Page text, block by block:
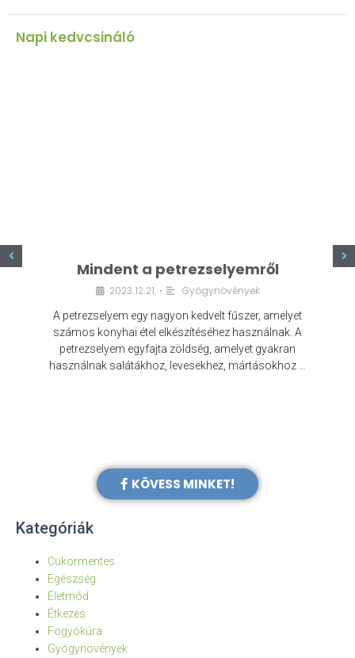
Napi kedvcsináló
Mindent a petrezselyemről
2023.12.21. • Gyógynövények
A petrezselyem egy nagyon kedvelt fűszer, amelyet
számos konyhai étel elkészítéséhez használnak. A
petrezselyem egyfajta zöldség, amelyet gyakran
használnak salátákhoz, levesekhez, mártásokhoz …
KÖVESS MINKET!
Kategóriák
Cukormentes
Egészség
Életmód
Étkezés
Fogyókúra
Gyógynövények